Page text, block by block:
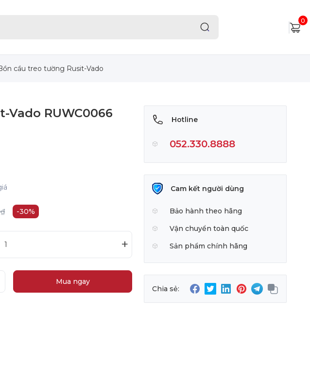
0
cầu treo tường Rusit-Vado
Vado RUWC0066
-30%
+
Mua ngay
Hotline
052.330.8888
Cam kết người dùng
Bảo hành theo hãng
Vận chuyển toàn quốc
Sản phẩm chính hãng
Chia sẻ: